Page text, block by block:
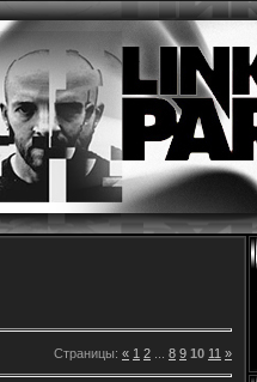
Страницы: « 1 2 8 9 10 11 »